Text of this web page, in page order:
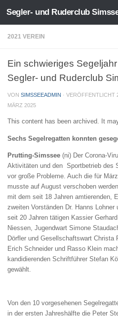
Zum Inhalt springen
Segler- und Ruderclub
2021 VEREIN
Ein schwieriges
Segler- und Ruderclub
VON SIMSSEEADMIN · VERÖFFENTLICHT
MÄRZ 2025
This content has been archived. It
Sechs Segelregatten konnten
Prutting-Simssee (ni) Der Corona-
Aktivitäten und den Sportbetrieb des
vor große Probleme. Auch die für
musste auf August verschoben
mit dem seit 18 Jahren amtierenden,
zweiten Vorständen Dr. Hanns
seit 20 Jahren tätigen Kassier
Niessen, Jugendwart Simone
Dörfler und Gesellschaftswart Christa
Erich Schneider und Rasso Klein
kandidierenden Schriftführer Stefan
gewählt.
Von den 10 vorgesehenen
in der ersten Jahreshälfte die Peter